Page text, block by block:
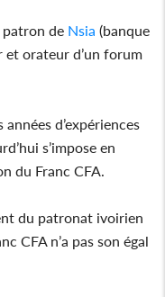
de Nsia (banque
et orateur d’un forum
d’expériences
s’impose en
du Franc CFA.
du patronat ivoirien
CFA n’a pas son égal